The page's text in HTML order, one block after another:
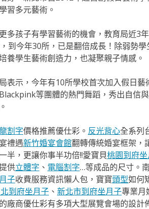
習多元藝術。
多孩子有學習藝術的機會，教育局近3
到今年30所，已是翻倍成長！除弱勢
養學生藝術創造力，也凝聚親子情感。
表示，今年有10所學校首次加入假日
等團體的熱門舞蹈，秀出自信
割字價格推薦優仕彩。 反光背心全系列
禮遇新竹婚宴會館翻轉傳統婚宴框架，
半，更讓你事半功倍!!愛寶貝桃園到府
供立體字 、 電腦割字…等成品的尺寸。
子收費服務資訊懶人包，寶寶頭型如何
到府坐月子、 新北市到府坐月子專業月
廠商優仕彩有多項大型展覽會場的設計